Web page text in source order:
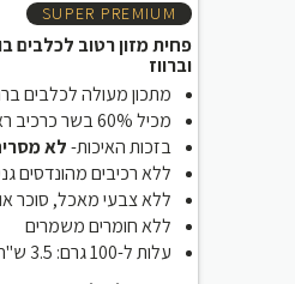
SUPER PREMIUM
פחית מזון רטוב לכלבים
וברווז
מתכון מעולה לכלבים
מכיל 60% בשר כרכיב ראשון!!
בזכות האיכות-לא
ללא רכיבים מהונדסים
ללא צבעי מאכל, סוכר
ללא חומרים משמרים
עלות ל-100 גרם: 3.5 ש"ח